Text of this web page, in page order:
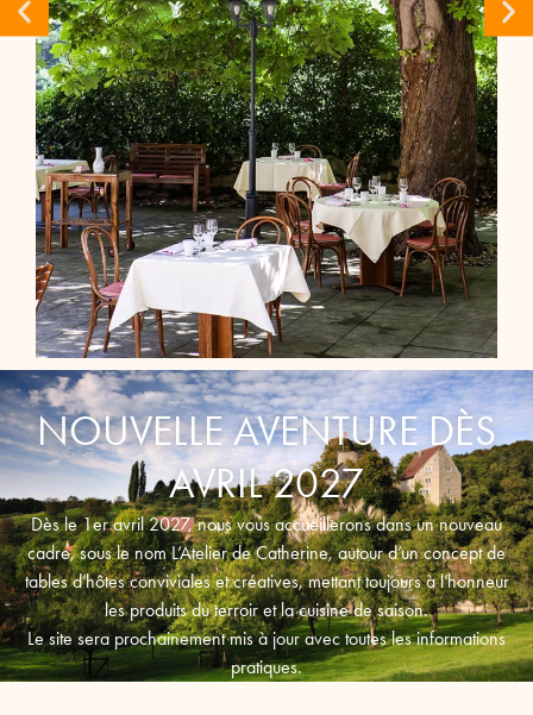
NOUVELLE AVENTURE DÈS
AVRIL 2027
Dès le 1er avril 2027, nous vous accueillerons dans un nouveau
cadre, sous le nom L’Atelier de Catherine, autour d’un concept de
tables d’hôtes conviviales et créatives, mettant toujours à l’honneur
les produits du terroir et la cuisine de saison.
Le site sera prochainement mis à jour avec toutes les informations
pratiques.